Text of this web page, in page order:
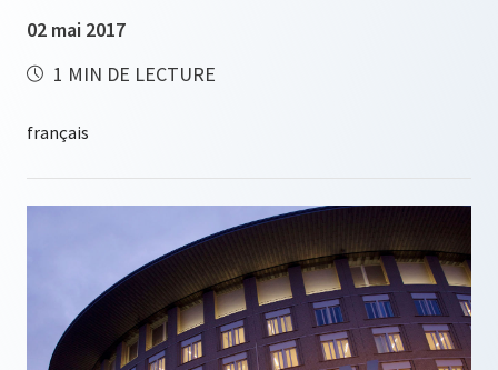
02 mai 2017
1 MIN DE LECTURE